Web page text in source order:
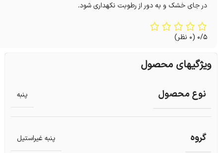
در جای خشک و به دور از رطوبت نکهداری شود.
0/5 (0 نظر)
ویژگیهای محصول
نوع محصول پنبه
گروه پنبه غیراستیل